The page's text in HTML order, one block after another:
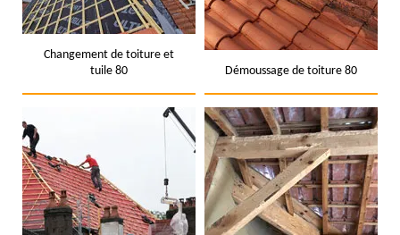
Changement de toiture et
tuile 80
Démoussage de toiture 80